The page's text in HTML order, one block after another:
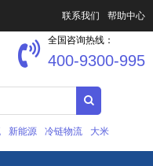
联系我们 帮助中心
新能源 冷链物流 大米
全国咨询热线：
400-9300-995